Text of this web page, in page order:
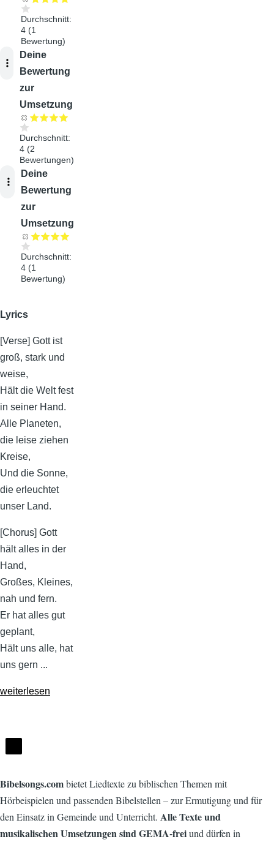
Durchschnitt:
4 (1
Bewertung)
Audiodatei
Deine
Bewertung
zur
Umsetzung
Durchschnitt:
4 (2
Bewertungen)
Audiodatei
Deine
Bewertung
zur
Umsetzung
Durchschnitt:
4 (1
Bewertung)
Lyrics
[Verse] Gott ist
groß, stark und
weise,
Hält die Welt fest
in seiner Hand.
Alle Planeten,
die leise ziehen
Kreise,
Und die Sonne,
die erleuchtet
unser Land.
[Chorus] Gott
hält alles in der
Hand,
Großes, Kleines,
nah und fern.
Er hat alles gut
geplant,
Hält uns alle, hat
uns gern ...
weiterlesen
Bibelsongs.combietet Liedtexte zu biblischen Themen mit
Hörbeispielen und passenden Bibelstellen – zur Ermutigung und für
den Einsatz in Gemeinde und Unterricht. Alle Texte und
musikalischen Umsetzungen sind GEMA-freiund dürfen in